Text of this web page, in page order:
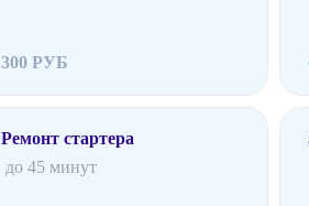
300 РУБ
Ремонт стартера
до 45 минут